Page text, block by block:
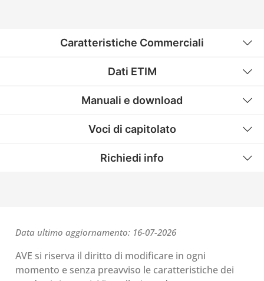
Caratteristiche Commerciali
Dati ETIM
Manuali e download
Voci di capitolato
Richiedi info
Data ultimo aggiornamento: 16-07-2026
AVE si riserva il diritto di modificare in ogni
momento e senza preavviso le caratteristiche dei